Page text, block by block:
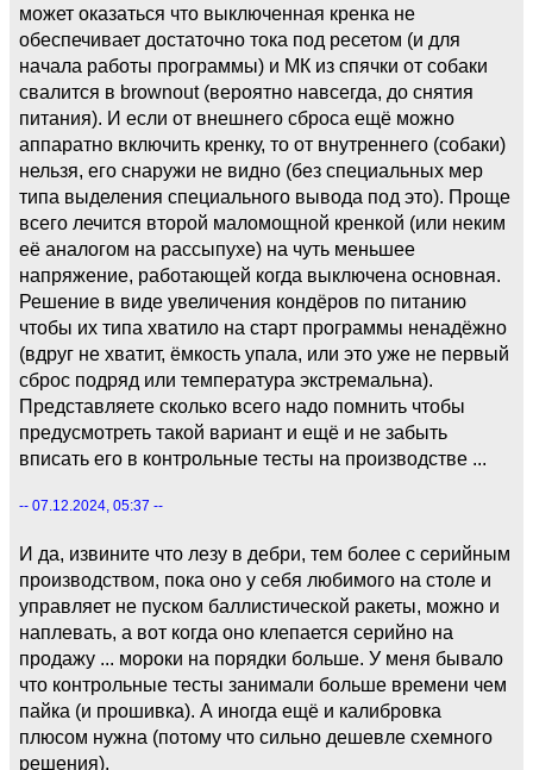
может оказаться что выключенная кренка не
обеспечивает достаточно тока под ресетом (и для
начала работы программы) и МК из спячки от собаки
свалится в brownout (вероятно навсегда, до снятия
питания). И если от внешнего сброса ещё можно
аппаратно включить кренку, то от внутреннего (собаки)
нельзя, его снаружи не видно (без специальных мер
типа выделения специального вывода под это). Проще
всего лечится второй маломощной кренкой (или неким
её аналогом на рассыпухе) на чуть меньшее
напряжение, работающей когда выключена основная.
Решение в виде увеличения кондёров по питанию
чтобы их типа хватило на старт программы ненадёжно
(вдруг не хватит, ёмкость упала, или это уже не первый
сброс подряд или температура экстремальна).
Представляете сколько всего надо помнить чтобы
предусмотреть такой вариант и ещё и не забыть
вписать его в контрольные тесты на производстве ...
-- 07.12.2024, 05:37 --
И да, извините что лезу в дебри, тем более с серийным
производством, пока оно у себя любимого на столе и
управляет не пуском баллистической ракеты, можно и
наплевать, а вот когда оно клепается серийно на
продажу ... мороки на порядки больше. У меня бывало
что контрольные тесты занимали больше времени чем
пайка (и прошивка). А иногда ещё и калибровка
плюсом нужна (потому что сильно дешевле схемного
решения).